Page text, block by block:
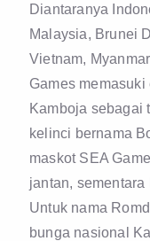
Diantaranya
Malaysia, Brunei
Vietnam,
Games memasuki
Kamboja sebagai
kelinci bernama
maskot SEA
jantan,
Untuk nama
bunga nasional